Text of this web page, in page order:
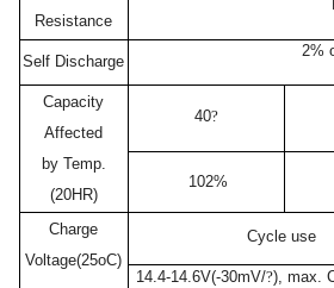
Resistance
Self Discharge
2%
Capacity
Affected
40?
by Temp.
(20HR)
102%
Charge
Voltage(25oC)
Cycle use
14.4-14.6V(-30mV/?), max.